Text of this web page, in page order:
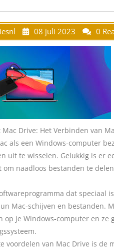
08 juli 2023 0
Drive: Het Verbinden van
als een Windows-computer
uit te wisselen. Gelukkig is er
om naadloos bestanden te
dat speciaal
Mac-schijven en bestanden.
op je Windows-computer en
voordelen van Mac Drive is